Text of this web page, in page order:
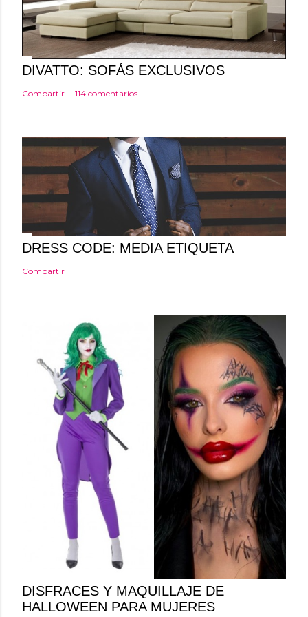
u
n
c
o
m
t
r
i
DIVATTO: SOFÁS EXCLUSIVOS
Compartir 114 comentarios
DRESS CODE: MEDIA ETIQUETA
Compartir
DISFRACES Y MAQUILLAJE DE
HALLOWEEN PARA MUJERES